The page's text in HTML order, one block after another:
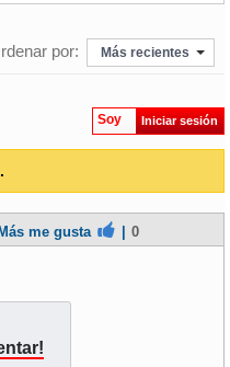
por: Más recientes
Soy Iniciar sesión
Más me gusta 0